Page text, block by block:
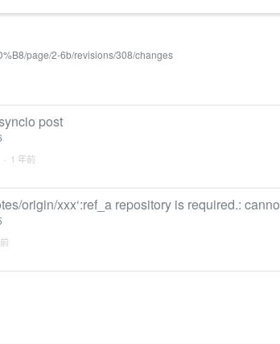
page/2-6b/revisions/308/changes
post
· 1 年前
origin/xxx‘:ref_a repository is required.: canno